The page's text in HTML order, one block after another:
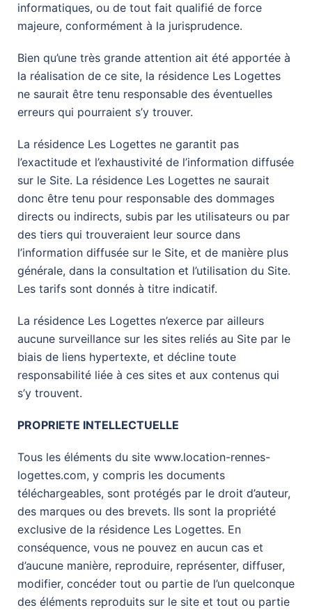
informatiques, ou de tout fait qualifié de force
majeure, conformément à la jurisprudence.
Bien qu’une très grande attention ait été apportée à
la réalisation de ce site, la résidence Les Logettes
ne saurait être tenu responsable des éventuelles
erreurs qui pourraient s’y trouver.
La résidence Les Logettes ne garantit pas
l’exactitude et l’exhaustivité de l’information diffusée
sur le Site. La résidence Les Logettes ne saurait
donc être tenu pour responsable des dommages
directs ou indirects, subis par les utilisateurs ou par
des tiers qui trouveraient leur source dans
l’information diffusée sur le Site, et de manière plus
générale, dans la consultation et l’utilisation du Site.
Les tarifs sont donnés à titre indicatif.
La résidence Les Logettes n’exerce par ailleurs
aucune surveillance sur les sites reliés au Site par le
biais de liens hypertexte, et décline toute
responsabilité liée à ces sites et aux contenus qui
s’y trouvent.
PROPRIETE INTELLECTUELLE
Tous les éléments du site www.location-rennes-
logettes.com, y compris les documents
téléchargeables, sont protégés par le droit d’auteur,
des marques ou des brevets. Ils sont la propriété
exclusive de la résidence Les Logettes. En
conséquence, vous ne pouvez en aucun cas et
d’aucune manière, reproduire, représenter, diffuser,
modifier, concéder tout ou partie de l’un quelconque
des éléments reproduits sur le site et tout ou partie